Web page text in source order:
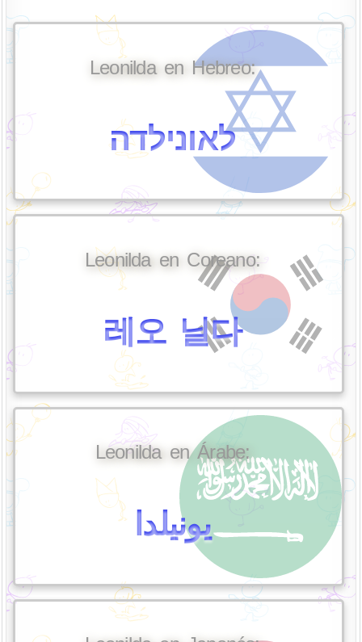
Leonilda en Hebreo:
לאונילדה
Leonilda en Coreano:
레오 닐다
Leonilda en Árabe:
يونيلدا